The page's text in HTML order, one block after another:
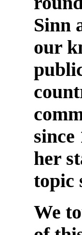
Sinn
our
since
her
topic
We